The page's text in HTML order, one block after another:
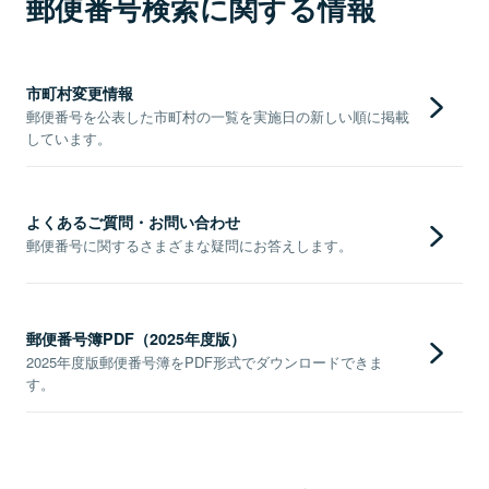
郵便番号検索に関する情報
市町村変更情報
郵便番号を公表した市町村の一覧を実施日の新しい順に掲載
しています。
よくあるご質問・お問い合わせ
郵便番号に関するさまざまな疑問にお答えします。
郵便番号簿PDF（2025年度版）
2025年度版郵便番号簿をPDF形式でダウンロードできま
す。